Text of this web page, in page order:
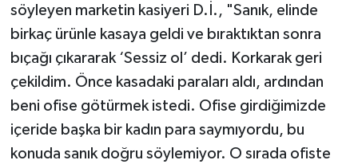
söyleyen marketin kasiyeri D.İ., "Sanık, elinde
birkaç ürünle kasaya geldi ve bıraktıktan sonra
bıçağı çıkararak ‘Sessiz ol’ dedi. Korkarak geri
çekildim. Önce kasadaki paraları aldı, ardından
beni ofise götürmek istedi. Ofise girdiğimizde
içeride başka bir kadın para saymıyordu, bu
konuda sanık doğru söylemiyor. O sırada ofiste